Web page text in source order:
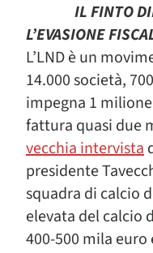
IL FINTO
L’EVASIONE
L’LND è un
14.000 società,
impegna 1
fattura quasi due
vecchia intervista
presidente
squadra di calcio
elevata del calcio
400-500 mila